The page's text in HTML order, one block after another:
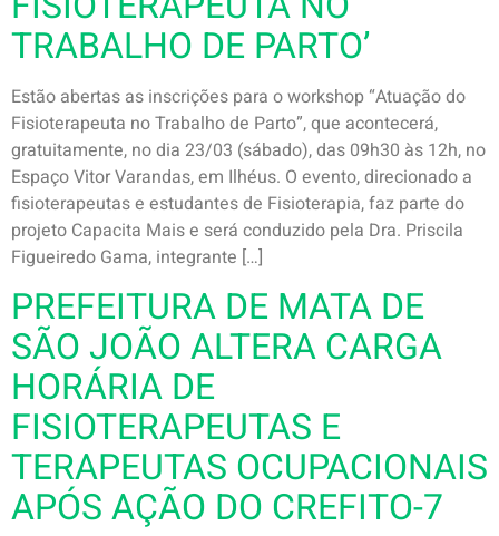
TRABALHO DE PARTO’
Estão abertas as inscrições para o workshop “Atuação do
Fisioterapeuta no Trabalho de Parto”, que acontecerá,
gratuitamente, no dia 23/03 (sábado), das 09h30 às 12h, no
Espaço Vitor Varandas, em Ilhéus. O evento, direcionado a
fisioterapeutas e estudantes de Fisioterapia, faz parte do
projeto Capacita Mais e será conduzido pela Dra. Priscila
Figueiredo Gama, integrante […]
PREFEITURA DE MATA DE
SÃO JOÃO ALTERA CARGA
HORÁRIA DE
FISIOTERAPEUTAS E
TERAPEUTAS OCUPACIONAIS
APÓS AÇÃO DO CREFITO-7